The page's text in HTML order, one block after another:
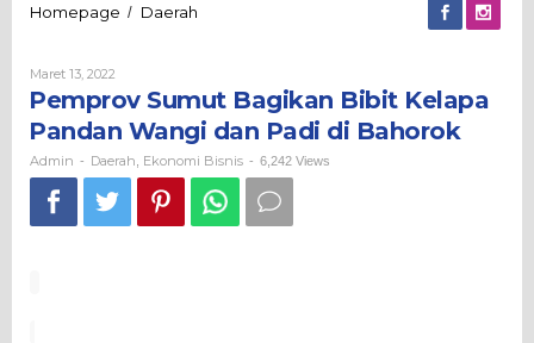
Homepage / Daerah
Kelapa
Pandan
Wangi
dan
Padi
di
Bahorok
Maret 13, 2022
Pemprov Sumut Bagikan Bibit Kelapa
Pandan Wangi dan Padi di Bahorok
Admin - Daerah Ekonomi Bisnis - 6,242 Views